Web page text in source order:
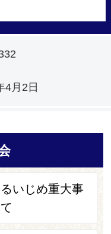
4月2日
いじめ重大事